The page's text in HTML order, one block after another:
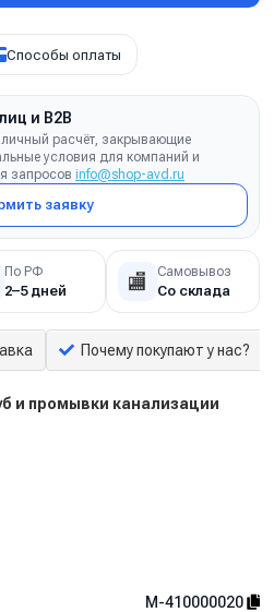
Способы оплаты
и B2B
расчёт, закрывающие
условия для компаний и
запросов info@shop-avd.ru
заявку
По РФ
2–5 дней 🏬 Самовывоз
Со склада
Почему покупают у нас?
и промывки канализации
M-410000020